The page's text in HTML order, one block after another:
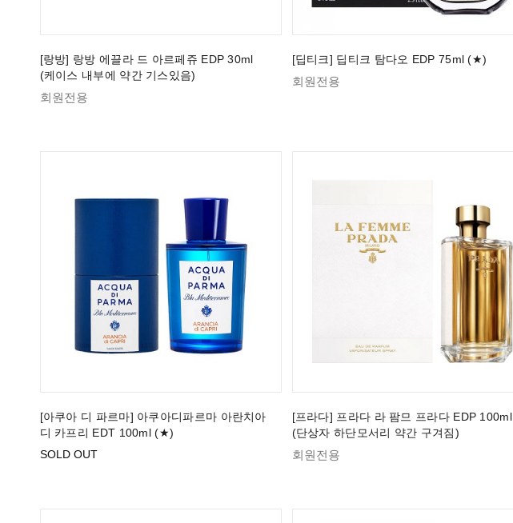
[랑방] 랑방 에끌라 드 아르페쥬 EDP 30ml
(케이스 내부에 약간 기스있음)
회원전용
[딥티크] 딥티크 탐다오 EDP 75ml (★)
회원전용
[아쿠아 디 파르마] 아쿠아디파르마 아란치아
디 카프리 EDT 100ml (★)
SOLD OUT
[프라다] 프라다 라 팜므 프라다 EDP 100ml
(단상자 하단모서리 약간 구겨짐)
회원전용